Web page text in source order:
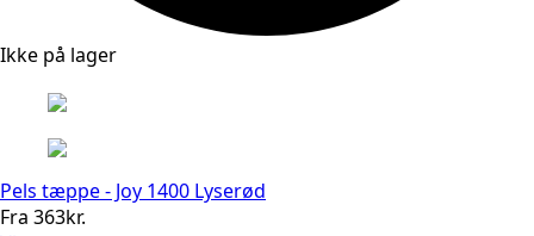
Ikke på lager
Pels tæppe - Joy 1400 Lyserød
Fra 363kr.